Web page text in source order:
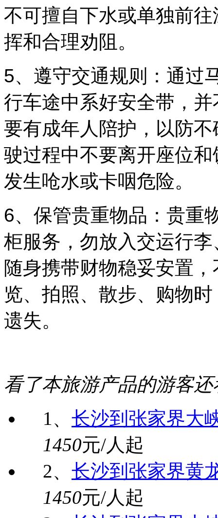
不可擅自下水或单独前
挥和合理劝阻。
5、遵守交通规则：通过
行车途中系好安全带，
要有成年人陪护，以防
驶过程中不要离开座位
发生呛水或卡咽危险。
6、保管贵重物品：贵重
柜服务，勿放入交运行
随身携带财物稳妥安置
览、拍照、散步、购物
遗失。
看了本旅游产品的游客还
1、 长沙到张家界大
1450元/人起
2、 长沙到张家界黄
1450元/人起